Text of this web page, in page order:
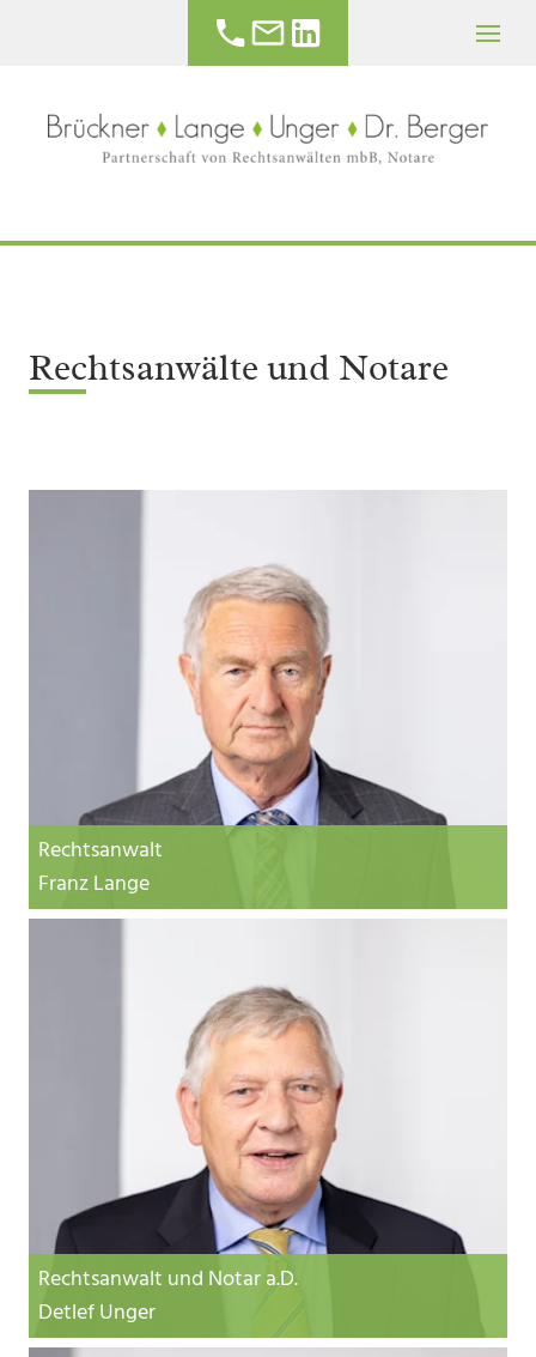
Rechtsanwälte und Notare
Rechtsanwalt
Franz Lange
Rechtsanwalt und Notar a.D.
Detlef Unger